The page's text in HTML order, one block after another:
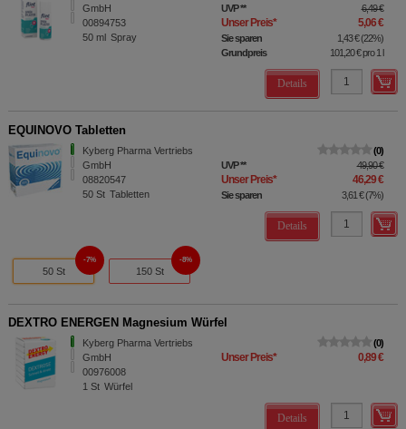
GmbH
00894753
50 ml Spray
UVP** 6,49 €
Unser Preis* 5,06 €
Sie sparen 1,43 €(22%)
Grundpreis
101,20 €pro 1 l
Details
EQUINOVO Tabletten
Kyberg Pharma Vertriebs
GmbH
08820547
50 St Tabletten
0
UVP** 49,90 €
Unser Preis* 46,29 €
Sie sparen 3,61 €(7%)
Details
50 St
7%
150 St
8%
DEXTRO ENERGEN Magnesium Würfel
Kyberg Pharma Vertriebs
GmbH
00976008
1 St Würfel
0
Unser Preis* 0,89 €
Details